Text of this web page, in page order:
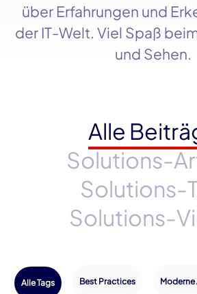
über Erfahrungen und
derIT-Welt. Viel Spaß
und Sehen.
Alle
Solutions-
Solutions-
Solutions-
Alle Tags Best Practices